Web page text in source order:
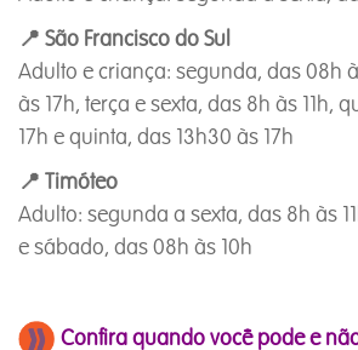
📍 São Francisco do Sul
Adulto e criança: segunda, das 08h
às 17h, terça e sexta, das 8h às 11h,
17h e quinta, das 13h30 às 17h
📍 Timóteo
Adulto: segunda a sexta, das 8h às
e sábado, das 08h às 10h
Confira quando você pode e